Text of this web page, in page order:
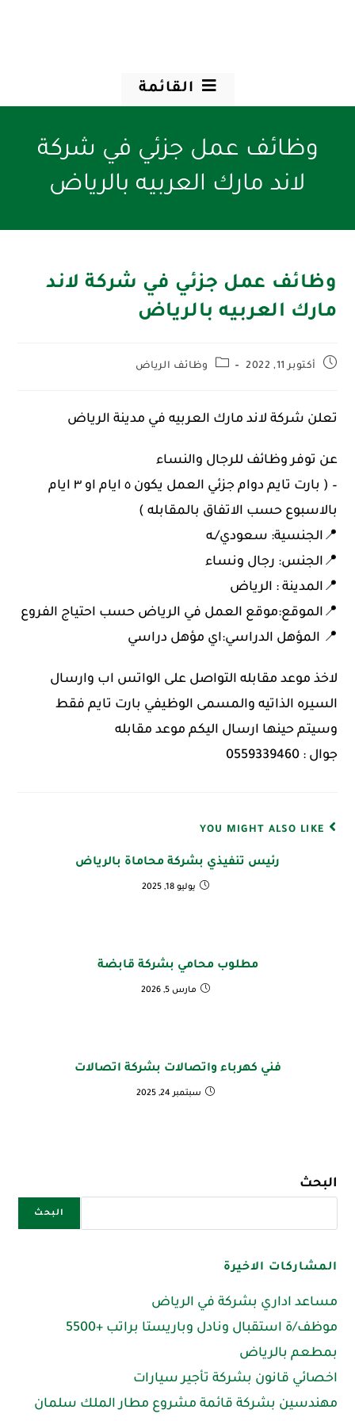
القائمة
وظائف عمل جزئي في شركة
لاند مارك العربيه بالرياض
وظائف عمل جزئي في شركة لاند
مارك العربيه بالرياض
أكتوبر 11, 2022 وظائف الرياض
تعلن شركة لاند مارك العربيه في مدينة الرياض
عن توفر وظائف للرجال والنساء
– ( بارت تايم دوام جزئي العمل يكون ٥ ايام او ٣ ايام
بالاسبوع حسب الاتفاق بالمقابله )
📍الجنسية: سعودي/ـه
📍الجنس: رجال ونساء
📍المدينة : الرياض
📍الموقع:موقع العمل في الرياض حسب احتياج الفروع
📍 المؤهل الدراسي:اي مؤهل دراسي
لاخذ موعد مقابله التواصل على الواتس اب وارسال
السيره الذاتيه والمسمى الوظيفي بارت تايم فقط
وسيتم حينها ارسال اليكم موعد مقابله
جوال : 0559339460
YOU MIGHT ALSO LIKE
رئيس تنفيذي بشركة محاماة بالرياض
يوليو 18, 2025
مطلوب محامي بشركة قابضة
مارس 5, 2026
فني كهرباء واتصالات بشركة اتصالات
سبتمبر 24, 2025
البحث
البحث
المشاركات الاخيرة
مساعد اداري بشركة في الرياض
موظف/ة استقبال ونادل وباريستا براتب +5500
بمطعم بالرياض
اخصائي قانون بشركة تأجير سيارات
مهندسين بشركة قائمة مشروع مطار الملك سلمان